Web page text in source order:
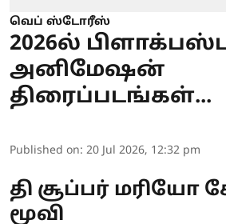
வெப் ஸ்டோரீஸ்
2026ல்
அனிமேஷன்
திரைப்படங்கள்...
Published on: 20 Jul 2026, 12:32 pm
தி சூப்பர் மரியோ
மூவி